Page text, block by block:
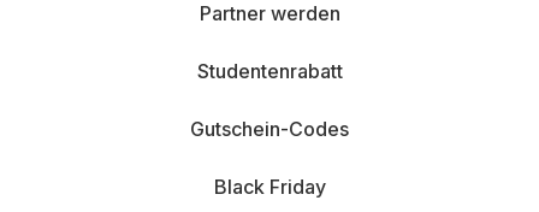
Partner werden
Studentenrabatt
Gutschein-Codes
Black Friday